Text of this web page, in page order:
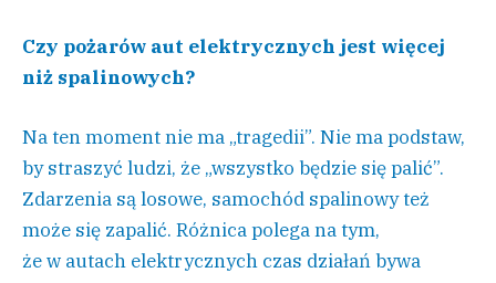
Czy pożarów aut elektrycznych jest więcej
niż spalinowych?
Na ten moment nie ma „tragedii”. Nie ma podstaw,
by straszyć ludzi, że „wszystko będzie się palić”.
Zdarzenia są losowe, samochód spalinowy też
może się zapalić. Różnica polega na tym,
że w autach elektrycznych czas działań bywa